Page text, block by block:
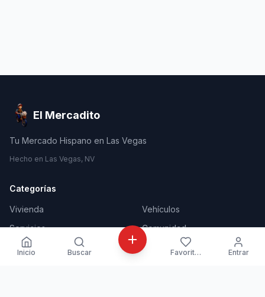
El Mercadito
Tu Mercado Hispano en Las Vegas
Hecho en Las Vegas, NV
Categorías
Vivienda
Servicios
Trabajos
Vehículos
Comunidad
Eventos
Inicio Buscar Favoritos Entrar